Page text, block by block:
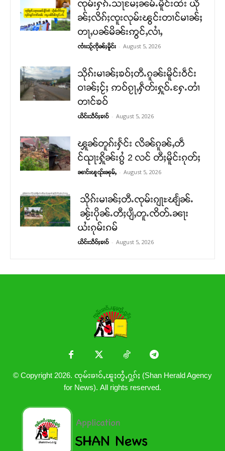
ၸုမ်းႁၵ်ႉသႃမႄႈၼမ်ႉမိူင်းထႆး ယို
ၼ်ႈလိၵ်ႈၸူးလုမ်းၽွင်းတၢင်မၢၼ်ႈ
တႃႇပၼ်မိၼ်းဢွင်ႇလၢႆႇ
ၸၢႆးသႂ်ၸိုၼ်ႈမိူင်း - August 5, 2026
သိုၵ်းမၢၼ်ႈၶဝ်ႈတီႉၵူၼ်းမိူင်းဝဵင်း
ဝၢၼ်ႈငႂ်ႈ ဢဝ်ၵႂႃႇႁဵတ်းႁူဝ်ႉႁႄႉတၢႆ
တၢင်ၶဝ်
ယိင်းသဵဝ်ႈၶၢဝ် - August 5, 2026
ၾူၼ်တူၵ်းႁႅင်း လိၼ်ၵူၼ်ႇတဵ
င်ၺႃးႁိူၼ်းၵွႆ 2 လင် တီႈမိူင်းၵုတ်ႈ
ၼၢင်းၽူၺ်းၼုမ်ႇ - August 5, 2026
သိုၵ်းမၢၼ်ႈတီႉၸုမ်းၵျႃႊၽျႅၼ်ႉ
ၼႂ်းပိုၼ်ႉတီႈပျီႇတူႉၸိတ်ႉၼႃး
ယႆးၵုမ်းၵမ်
ယိင်းသဵဝ်ႈၶၢဝ် - August 5, 2026
© Copyright 2026. ၸုမ်းၶၢဝ်ႇၽူႈတွႆႇႁွၵ်ႈ (Shan Herald Agency
for News). All rights reserved.